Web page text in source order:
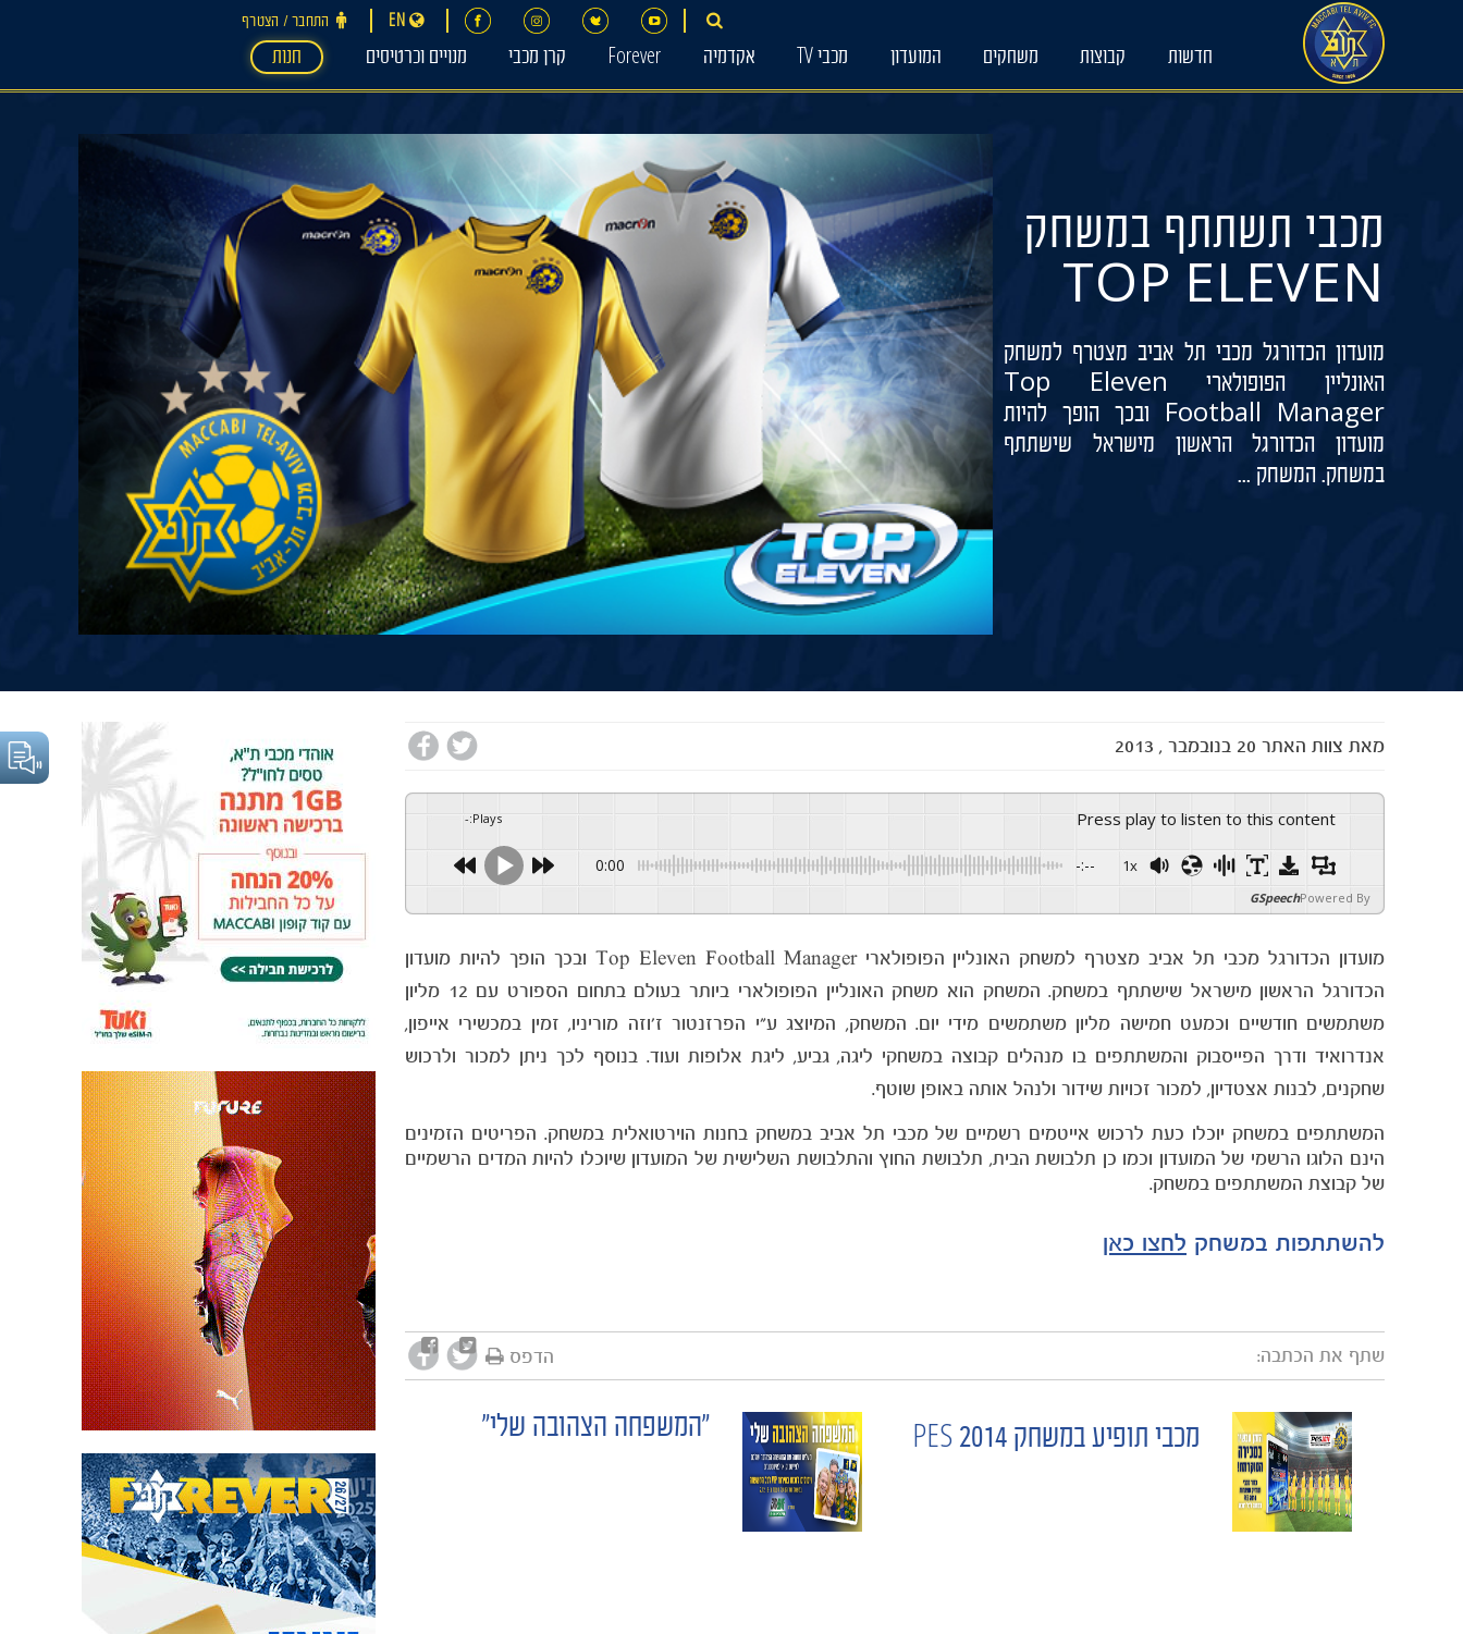
התחבר ‪/‬ הצטרף EN
חדשות קבוצות משחקים המועדון מכבי TV אקדמיה Forever קרן מכבי מנויים וכרטיסים חנות
מכבי תשתתף במשחק
TOP ELEVEN
מועדון הכדורגל מכבי תל אביב מצטרף למשחק
האונליין הפופולארי Top Eleven
Football Manager ובכך הופך להיות
מועדון הכדורגל הראשון מישראל שישתתף
במשחק. המשחק ...
מאת צוות האתר 20 בנובמבר , 2013
Press play to listen to this content
Plays
:
-
0:00 -:-- 1x
Powered By
GSpeech
מועדון הכדורגל מכבי תל אביב מצטרף למשחק האונליין הפופולאריTop Eleven Football Manager ובכך הופך להיות מועדון
הכדורגל הראשון מישראל שישתתף במשחק. המשחק הוא משחק האונליין הפופולארי ביותר בעולם בתחום הספורט עם 12 מליון
משתמשים חודשיים וכמעט חמישה מליון משתמשים מידי יום. המשחק, המיוצג ע"י הפרזנטור ז'וזה מוריניו, זמין במכשירי אייפון,
אנדרואיד ודרך הפייסבוק והמשתתפים בו מנהלים קבוצה במשחקי ליגה, גביע, ליגת אלופות ועוד. בנוסף לכך ניתן למכור ולרכוש
שחקנים, לבנות אצטדיון, למכור זכויות שידור ולנהל אותה באופן שוטף.
המשתתפים במשחק יוכלו כעת לרכוש אייטמים רשמיים של מכבי תל אביב במשחק בחנות הוירטואלית במשחק. הפריטים הזמינים
הינם הלוגו הרשמי של המועדון וכמו כן תלבושת הבית, תלבושת החוץ והתלבושת השלישית של המועדון שיוכלו להיות המדים הרשמיים
של קבוצת המשתתפים במשחק.
להשתתפות במשחק לחצו כאן
שתף את הכתבה: הדפס
POST
NAVIGATION
"המשפחה הצהובה שלי" מכבי תופיע במשחק PES 2014